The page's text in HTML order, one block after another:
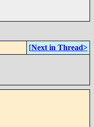
[Next in Thread>